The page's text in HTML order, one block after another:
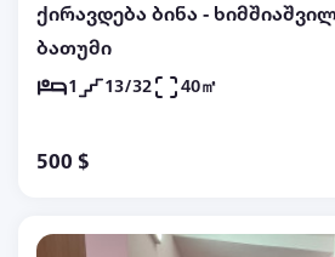
ქირავდება ბინა -
ბათუმი
1 13/32 40㎡
500 $